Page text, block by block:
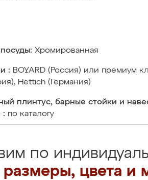
Хромированная
: BOYARD (Россия) или премиум
Hettich (Германия)
плинтус, барные стойки и
: по каталогу
по
цвета и